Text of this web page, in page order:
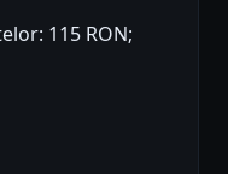
115 RON;